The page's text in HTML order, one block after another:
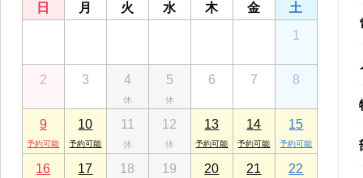
日 月 火 水 木 金
土
1
2 3 4 5 6 7 8
9 10 11 12 13 14 15
16 17 18 19 20 21 22